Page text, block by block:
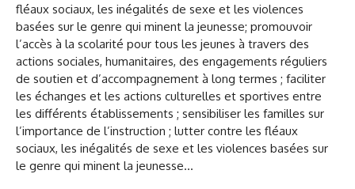
fléaux sociaux, les inégalités de sexe et les violences
basées sur le genre qui minent la jeunesse; promouvoir
l’accès à la scolarité pour tous les jeunes à travers des
actions sociales, humanitaires, des engagements réguliers
de soutien et d’accompagnement à long termes ; faciliter
les échanges et les actions culturelles et sportives entre
les différents établissements ; sensibiliser les familles sur
l’importance de l’instruction ; lutter contre les fléaux
sociaux, les inégalités de sexe et les violences basées sur
le genre qui minent la jeunesse…